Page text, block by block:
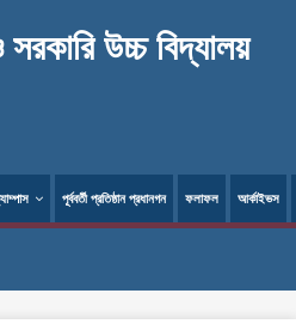
উচ্চ বিদ্যালয়
পূর্ববর্তী প্রতিষ্ঠান প্রধানগন ফলাফল আর্কাইভস